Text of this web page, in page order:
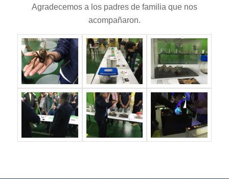
Agradecemos a los padres de familia que nos
acompañaron.